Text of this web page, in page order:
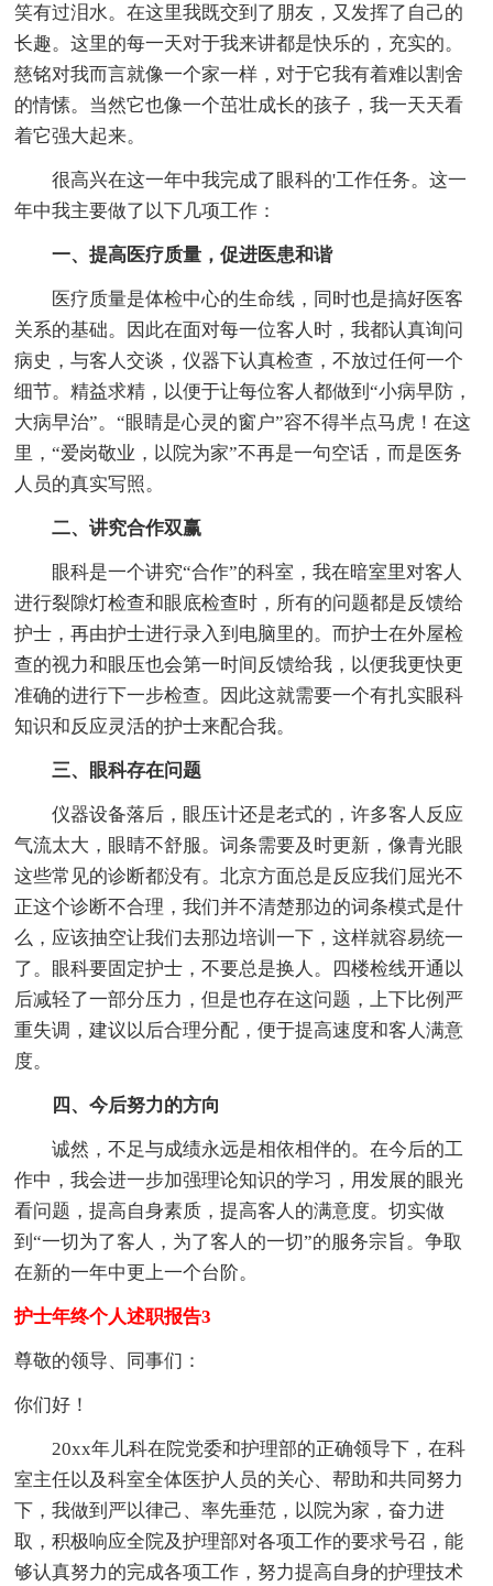
笑有过泪水。在这里我既交到了朋友，又发挥了自己的
长趣。这里的每一天对于我来讲都是快乐的，充实的。
慈铭对我而言就像一个家一样，对于它我有着难以割舍
的情愫。当然它也像一个茁壮成长的孩子，我一天天看
着它强大起来。
很高兴在这一年中我完成了眼科的'工作任务。这一
年中我主要做了以下几项工作：
一、提高医疗质量，促进医患和谐
医疗质量是体检中心的生命线，同时也是搞好医客
关系的基础。因此在面对每一位客人时，我都认真询问
病史，与客人交谈，仪器下认真检查，不放过任何一个
细节。精益求精，以便于让每位客人都做到“小病早防，
大病早治”。“眼睛是心灵的窗户”容不得半点马虎！在这
里，“爱岗敬业，以院为家”不再是一句空话，而是医务
人员的真实写照。
二、讲究合作双赢
眼科是一个讲究“合作”的科室，我在暗室里对客人
进行裂隙灯检查和眼底检查时，所有的问题都是反馈给
护士，再由护士进行录入到电脑里的。而护士在外屋检
查的视力和眼压也会第一时间反馈给我，以便我更快更
准确的进行下一步检查。因此这就需要一个有扎实眼科
知识和反应灵活的护士来配合我。
三、眼科存在问题
仪器设备落后，眼压计还是老式的，许多客人反应
气流太大，眼睛不舒服。词条需要及时更新，像青光眼
这些常见的诊断都没有。北京方面总是反应我们屈光不
正这个诊断不合理，我们并不清楚那边的词条模式是什
么，应该抽空让我们去那边培训一下，这样就容易统一
了。眼科要固定护士，不要总是换人。四楼检线开通以
后减轻了一部分压力，但是也存在这问题，上下比例严
重失调，建议以后合理分配，便于提高速度和客人满意
度。
四、今后努力的方向
诚然，不足与成绩永远是相依相伴的。在今后的工
作中，我会进一步加强理论知识的学习，用发展的眼光
看问题，提高自身素质，提高客人的满意度。切实做
到“一切为了客人，为了客人的一切”的服务宗旨。争取
在新的一年中更上一个台阶。
护士年终个人述职报告3
尊敬的领导、同事们：
你们好！
20xx年儿科在院党委和护理部的正确领导下，在科
室主任以及科室全体医护人员的关心、帮助和共同努力
下，我做到严以律己、率先垂范，以院为家，奋力进
取，积极响应全院及护理部对各项工作的要求号召，能
够认真努力的完成各项工作，努力提高自身的护理技术